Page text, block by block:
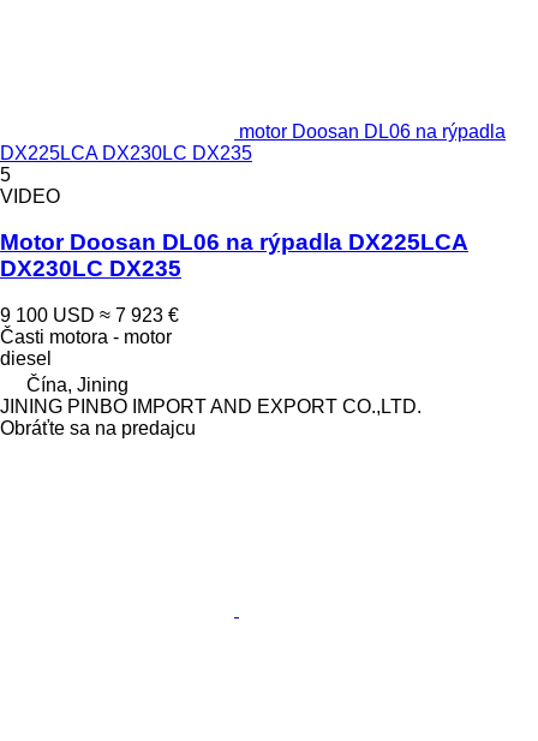
motor Doosan DL06 na rýpadla
DX225LCA DX230LC DX235
5
VIDEO
Motor Doosan DL06 na rýpadla DX225LCA
DX230LC DX235
9 100 USD ≈ 7 923 €
Časti motora - motor
diesel
Čína, Jining
JINING PINBO IMPORT AND EXPORT CO.,LTD.
Obráťte sa na predajcu